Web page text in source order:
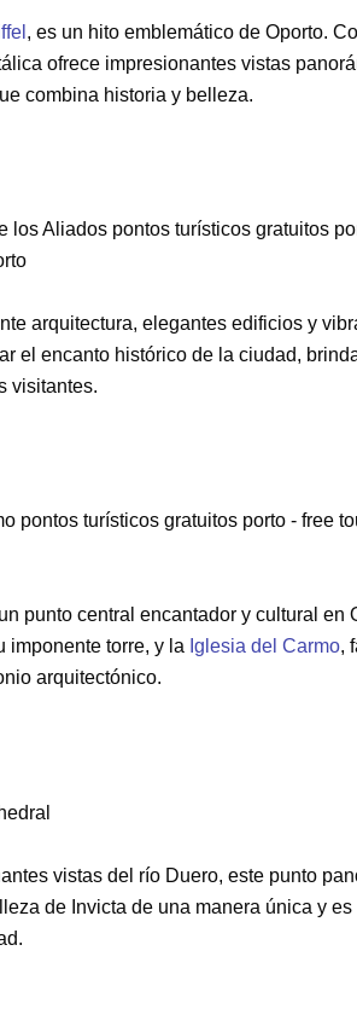
, es un hito emblemático de Oporto.
ofrece impresionantes vistas
combina historia y belleza.
arquitectura, elegantes edificios y
el encanto histórico de la ciudad,
visitantes.
punto central encantador y cultural en
imponente torre, y la Iglesia del Carmo,
arquitectónico.
vistas del río Duero, este punto
de Invicta de una manera única y